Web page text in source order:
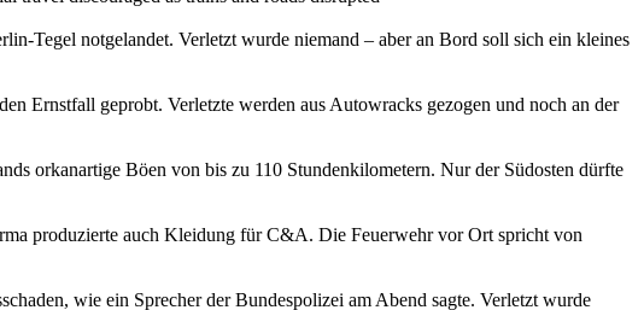
Tegel notgelandet. Verletzt wurde niemand – aber an Bord soll sich ein kleines
Ernstfall geprobt. Verletzte werden aus Autowracks gezogen und noch an der
orkanartige Böen von bis zu 110 Stundenkilometern. Nur der Südosten dürfte
produzierte auch Kleidung für C&A. Die Feuerwehr vor Ort spricht von
wie ein Sprecher der Bundespolizei am Abend sagte. Verletzt wurde